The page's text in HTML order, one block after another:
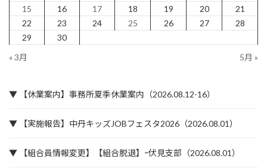
15
16 17 18 19 20
21
22
23 24 25 26 27
28
29
30
« 3月
5月 »
▼ 【休業案内】事務所夏季休業案内（2026.08.12-16）
▼ 【実施報告】中丹キッズJOBフェスタ2026（2026.08.01）
▼ 【組合員情報変更】【組合脱退】ｰ伏見支部（2026.08.01）